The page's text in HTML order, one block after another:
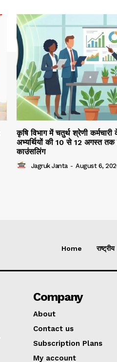
कृषि विभाग में चतुर्थ श्रेणी
अभ्यर्थियों की 10 से 12 अगस्त तक
काउंसलिंग
Jagruk Janta - August 6,
Home राष्ट्रीय
Company
About
Contact us
Subscription Plans
My account